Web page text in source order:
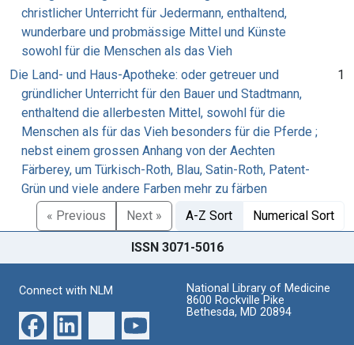
christlicher Unterricht für Jedermann, enthaltend,
wunderbare und probmässige Mittel und Künste
sowohl für die Menschen als das Vieh
Die Land- und Haus-Apotheke: oder getreuer und
gründlicher Unterricht für den Bauer und Stadtmann,
enthaltend die allerbesten Mittel, sowohl für die
Menschen als für das Vieh besonders für die Pferde ;
nebst einem grossen Anhang von der Aechten
Färberey, um Türkisch-Roth, Blau, Satin-Roth, Patent-
Grün und viele andere Farben mehr zu färben
1
« Previous Next » A-Z Sort Numerical Sort
ISSN 3071-5016
Connect with NLM
National Library of Medicine
8600 Rockville Pike
Bethesda, MD 20894